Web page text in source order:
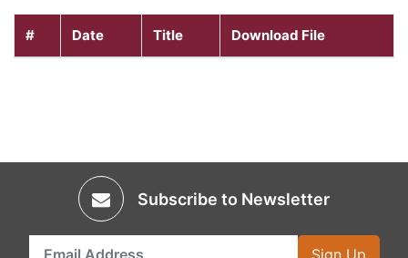
# Date Title Download File
Subscribe to Newsletter